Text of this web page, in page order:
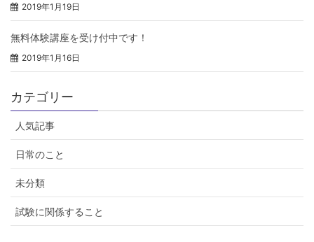
2019年1月19日
無料体験講座を受け付中です！
2019年1月16日
カテゴリー
人気記事
日常のこと
未分類
試験に関係すること